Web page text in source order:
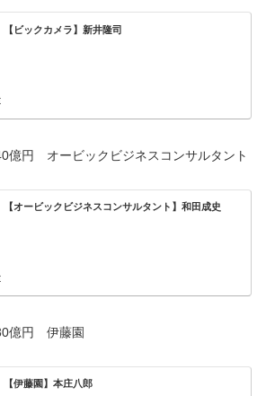
【ビックカメラ】新井隆司
円 オービックビジネスコンサルタント
【オービックビジネスコンサルタント】和田成史
億円 伊藤園
【伊藤園】本庄八郎